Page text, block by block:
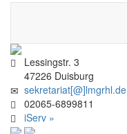
Lessingstr. 3
47226 Duisburg
sekretariat[@]lmgrhl.de
02065-6899811
iServ »